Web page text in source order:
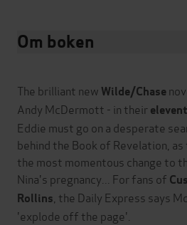
Om boken
The brilliant new Wilde/Chase
Andy McDermott - in their
Eddie must go on a desperate
behind the Book of Revelation,
the most momentous change to
Nina's pregnancy... For fans of
Rollins , the Daily Express says
'explode off the page'.